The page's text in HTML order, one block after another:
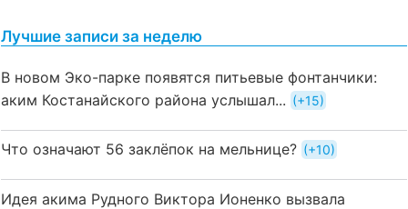
Лучшие записи за неделю
В новом Эко-парке появятся питьевые фонтанчики:
аким Костанайского района услышал...
+15
Что означают 56 заклёпок на мельнице? +10
Идея акима Рудного Виктора Ионенко вызвала